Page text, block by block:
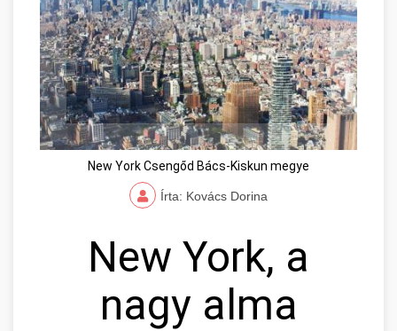
New York Csengőd Bács-Kiskun megye
Írta: Kovács Dorina
New York, a
nagy alma